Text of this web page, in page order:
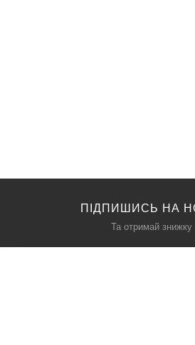
ПІДПИШИСЬ НА
Та отримай знижку